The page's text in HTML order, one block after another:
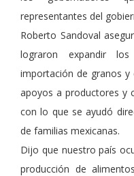
representantes del
Roberto Sandoval
lograron expandir
importación de granos y
apoyos a productores y
con lo que se ayudó
de familias mexicanas.
Dijo que nuestro país
producción de